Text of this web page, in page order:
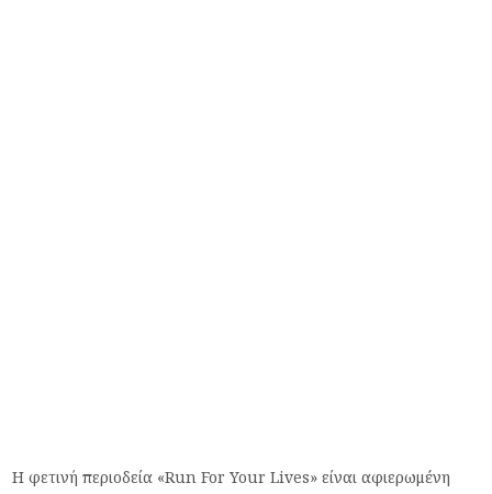
Η φετινή περιοδεία «Run For Your Lives» είναι αφιερωμένη